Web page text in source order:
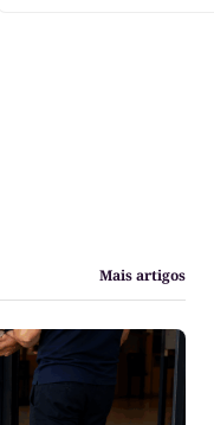
Mais artigos